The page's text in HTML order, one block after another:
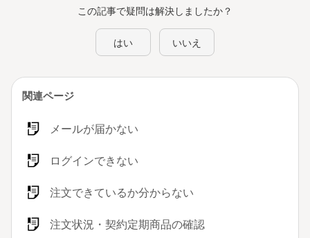
この記事で疑問は解決しましたか？
はい いいえ
関連ページ
メールが届かない
ログインできない
注文できているか分からない
注文状況・契約定期商品の確認